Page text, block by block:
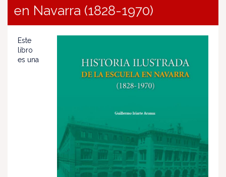
en Navarra (1828-1970)
Este
libro
es una